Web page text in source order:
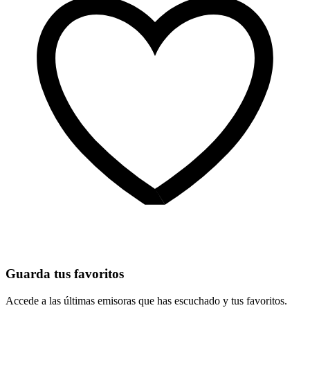
Guarda tus favoritos
Accede a las últimas emisoras que has escuchado y tus favoritos.